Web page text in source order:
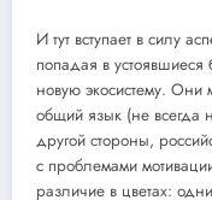
И тут вступает в силу
попадая в устоявшиеся
новую экосистему. Они
общий язык (не всегда
другой стороны,
с проблемами
различие в цветах: